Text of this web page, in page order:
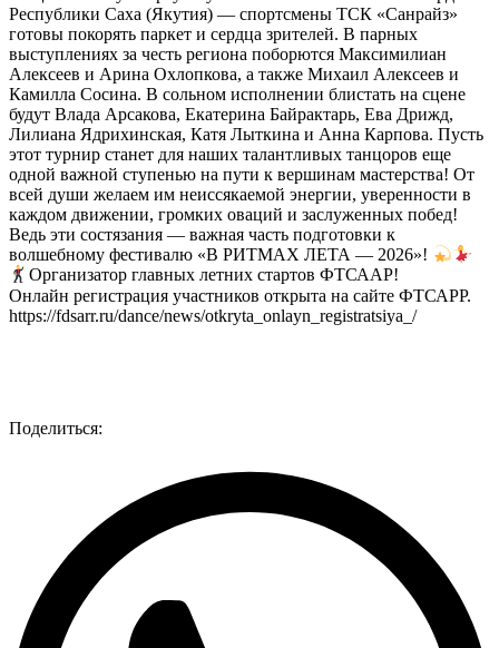
Республики Саха (Якутия) — спортсмены ТСК «Санрайз»
готовы покорять паркет и сердца зрителей. В парных
выступлениях за честь региона поборются Максимилиан
Алексеев и Арина Охлопкова, а также Михаил Алексеев и
Камилла Сосина. В сольном исполнении блистать на сцене
будут Влада Арсакова, Екатерина Байрактарь, Ева Дрижд,
Лилиана Ядрихинская, Катя Лыткина и Анна Карпова. Пусть
этот турнир станет для наших талантливых танцоров еще
одной важной ступенью на пути к вершинам мастерства! От
всей души желаем им неиссякаемой энергии, уверенности в
каждом движении, громких оваций и заслуженных побед!
Ведь эти состязания — важная часть подготовки к
волшебному фестивалю «В РИТМАХ ЛЕТА — 2026»!
Организатор главных летних стартов ФТСААР!
Онлайн регистрация участников открыта на сайте ФТСАРР.
https://fdsarr.ru/dance/news/otkryta_onlayn_registratsiya_/
Поделиться: